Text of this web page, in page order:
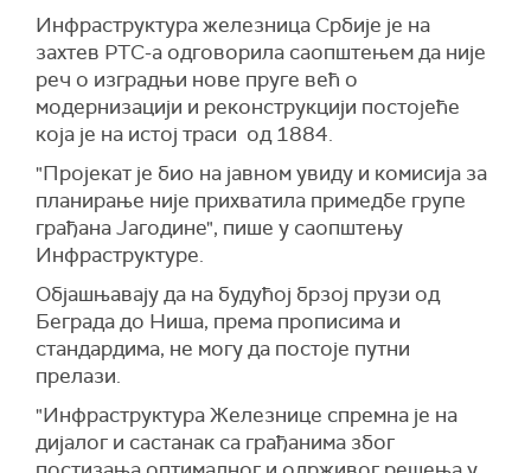
Инфраструктура железница Србије je на
захтев РТС-а одговорила саопштењем да није
реч о изградњи нове пруге већ о
модернизацији и реконструкцији постојеће
која је на истој траси од 1884.
"Пројекат је био на јавном увиду и комисија за
планирање није прихватила примедбе групе
грађана Јагодине", пише у саопштењу
Инфраструктуре.
Објашњавају да на будућој брзој прузи од
Беграда до Ниша, према прописима и
стандардима, не могу да постоје путни
прелази.
"Инфраструктура Железнице спремна је на
дијалог и састанак са грађанима због